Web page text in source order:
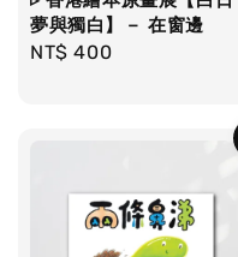
夢與獨白】－ 在窗邊
Regular
NT$ 400